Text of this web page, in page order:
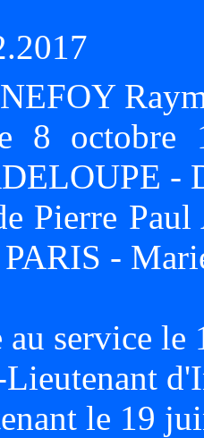
8 octobre
-
Pierre
-
au service
Lieutenant
le 19